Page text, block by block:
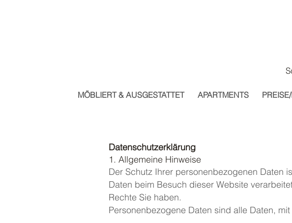
MÖBLIERT & AUSGESTATTET APARTMENTS
Datenschutzerklärung
1. Allgemeine Hinweise
Der Schutz Ihrer personenbezogenen Daten
Daten beim Besuch dieser Website
Rechte Sie haben.
Personenbezogene Daten sind alle Daten,